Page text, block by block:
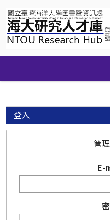
navigation
登入
管
E-